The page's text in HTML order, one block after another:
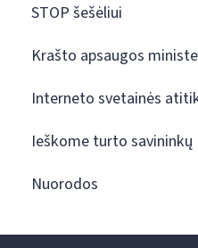
STOP šešėliui
Krašto apsaugos
Interneto svetainės
Ieškome turto savininkų
Nuorodos